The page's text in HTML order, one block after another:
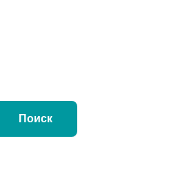
Поиск